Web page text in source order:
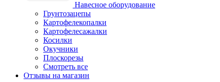
Навесное оборудование
Грунтозацепы
Картофелекопалки
Картофелесажалки
Косилки
Окучники
Плоскорезы
Смотреть все
Отзывы на магазин